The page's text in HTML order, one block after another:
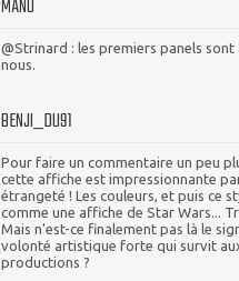
MANU
@Strinard : les premiers panels sont
nous.
BENJI_DU91
Pour faire un commentaire un peu
cette affiche est impressionnante
étrangeté ! Les couleurs, et puis ce
comme une affiche de Star Wars...
Mais n'est-ce finalement pas là le
volonté artistique forte qui survit
productions ?